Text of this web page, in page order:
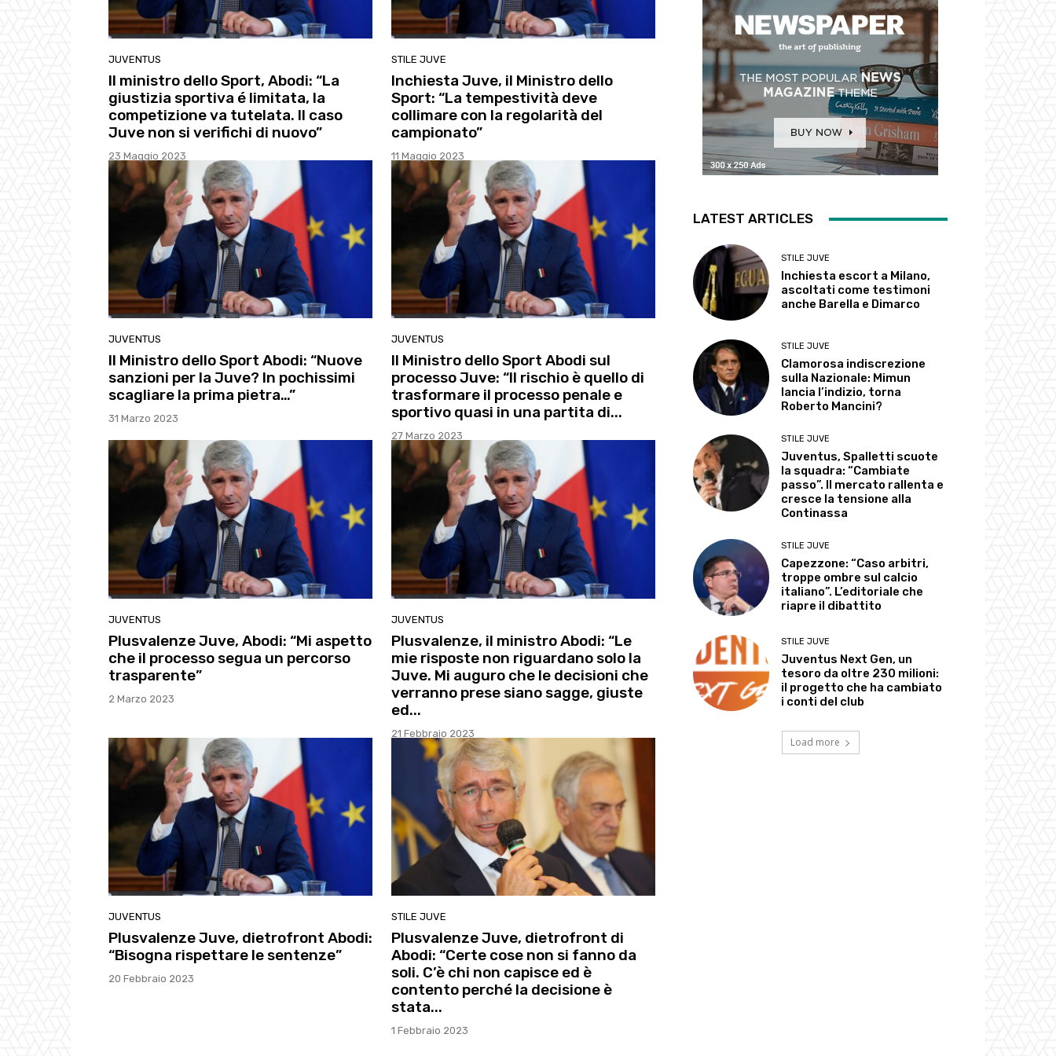
JUVENTUS
Il ministro dello Sport, Abodi: “La
giustizia sportiva é limitata, la
competizione va tutelata. Il caso
Juve non si verifichi di nuovo”
23 Maggio 2023
STILE JUVE
Inchiesta Juve, il Ministro dello
Sport: “La tempestività deve
collimare con la regolarità del
campionato”
11 Maggio 2023
JUVENTUS
Il Ministro dello Sport Abodi: “Nuove
sanzioni per la Juve? In pochissimi
scagliare la prima pietra…”
31 Marzo 2023
JUVENTUS
Il Ministro dello Sport Abodi sul
processo Juve: “Il rischio è quello di
trasformare il processo penale e
sportivo quasi in una partita di...
27 Marzo 2023
JUVENTUS
Plusvalenze Juve, Abodi: “Mi aspetto
che il processo segua un percorso
trasparente”
2 Marzo 2023
JUVENTUS
Plusvalenze, il ministro Abodi: “Le
mie risposte non riguardano solo la
Juve. Mi auguro che le decisioni che
verranno prese siano sagge, giuste
ed...
21 Febbraio 2023
JUVENTUS
Plusvalenze Juve, dietrofront Abodi:
“Bisogna rispettare le sentenze”
20 Febbraio 2023
STILE JUVE
Plusvalenze Juve, dietrofront di
Abodi: “Certe cose non si fanno da
soli. C’è chi non capisce ed è
contento perché la decisione è
stata...
1 Febbraio 2023
LATEST ARTICLES
STILE JUVE
Inchiesta escort a Milano,
ascoltati come testimoni
anche Barella e Dimarco
STILE JUVE
Clamorosa indiscrezione
sulla Nazionale: Mimun
lancia l’indizio, torna
Roberto Mancini?
STILE JUVE
Juventus, Spalletti scuote
la squadra: “Cambiate
passo”. Il mercato rallenta e
cresce la tensione alla
Continassa
STILE JUVE
Capezzone: “Caso arbitri,
troppe ombre sul calcio
italiano”. L’editoriale che
riapre il dibattito
STILE JUVE
Juventus Next Gen, un
tesoro da oltre 230 milioni:
il progetto che ha cambiato
i conti del club
Load more